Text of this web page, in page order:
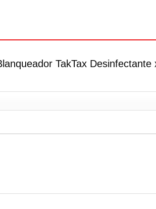
TakTax Desinfectante